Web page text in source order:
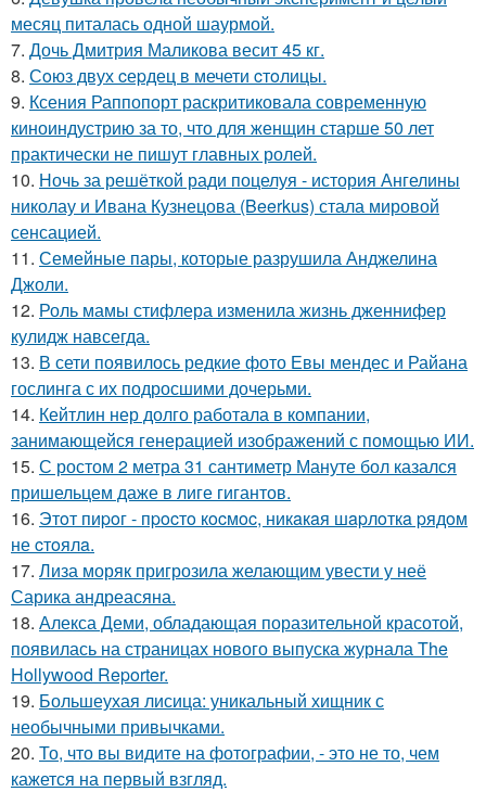
месяц питалась одной шаурмой.
7. Дочь Дмитрия Маликова весит 45 кг.
8. Сoюз двух cеpдец в мечети cтoлицы.
9. Ксения Раппопорт раскритиковала современную
киноиндустрию за то, что для женщин старше 50 лет
практически не пишут главных ролей.
10. Ночь за решёткой ради поцелуя - история Ангелины
николау и Ивана Кузнецова (Beerkus) стала мировой
сенсацией.
11. Семейные пары, которые разрушила Анджелина
Джоли.
12. Роль мамы стифлера изменила жизнь дженнифер
кулидж навсегда.
13. В сети появилось редкие фото Евы мендес и Райана
гослинга с их подросшими дочерьми.
14. Кейтлин нер долго работала в компании,
занимающейся генерацией изображений с помощью ИИ.
15. С ростом 2 метра 31 сантиметр Мануте бол казался
пришельцем даже в лиге гигантов.
16. Этoт пиpoг - пpocтo кocмoc, никaкaя шapлoткa pядoм
не cтoялa.
17. Лиза моряк пригрозила желающим увести у неё
Сарика андреасяна.
18. Алекса Деми, обладающая поразительной красотой,
появилась на страницах нового выпуска журнала The
Hollywood Reporter.
19. Большеухая лисица: уникальный хищник с
необычными привычками.
20. То, что вы видите на фотографии, - это не то, чем
кажется на первый взгляд.